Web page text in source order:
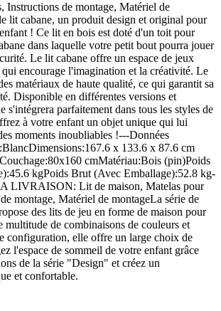
Instructions de montage, Matériel de
lit cabane, un produit design et original pour
! Ce lit en bois est doté d'un toit pour
dans laquelle votre petit bout pourra jouer
Le lit cabane offre un espace de jeux
encourage l'imagination et la créativité. Le
matériaux de haute qualité, ce qui garantit sa
Disponible en différentes versions et
s'intégrera parfaitement dans tous les styles de
à votre enfant un objet unique qui lui
moments inoubliables !---Données
x 133.6 x 87.6 cm
cmMatériau:Bois (pin)Poids
kgPoids Brut (Avec Emballage):52.8 kg-
LIVRAISON: Lit de maison, Matelas pour
montage, Matériel de montageLa série de
des lits de jeu en forme de maison pour
multitude de combinaisons de couleurs et
configuration, elle offre un large choix de
l'espace de sommeil de votre enfant grâce
de la série "Design" et créez un
et confortable.